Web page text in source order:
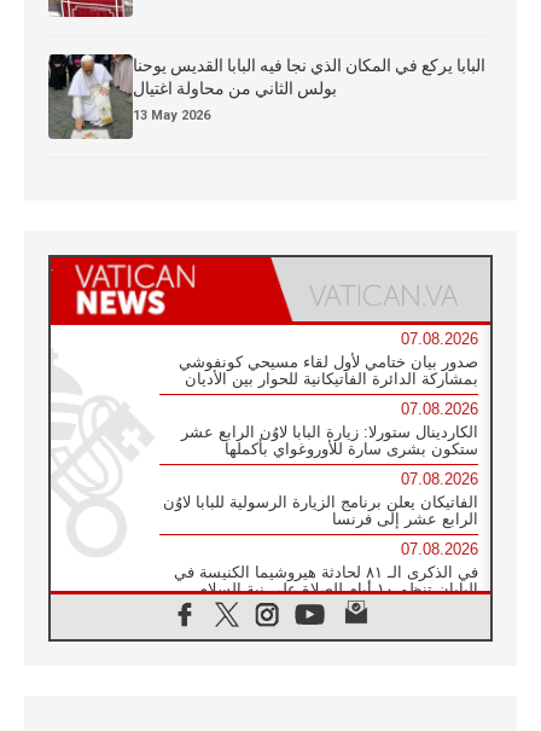
البابا يركع في المكان الذي نجا فيه البابا القديس يوحنا
بولس الثاني من محاولة اغتيال
13 May 2026
07.08.2026
صدور بيان ختامي لأول لقاء مسيحي كونفوشي
بمشاركة الدائرة الفاتيكانية للحوار بين الأديان
07.08.2026
الكاردينال ستورلا: زيارة البابا لاوُن الرابع عشر
ستكون بشرى سارة للأوروغواي بأكملها
07.08.2026
الفاتيكان يعلن برنامج الزيارة الرسولية للبابا لاوُن
الرابع عشر إلى فرنسا
07.08.2026
في الذكرى الـ ٨١ لحادثة هيروشيما الكنيسة في
اليابان تنظم ١٠ أيام للصلاة على نية السلام
الكنيسة في الأوروغواي: زيارة البابا ستعزز